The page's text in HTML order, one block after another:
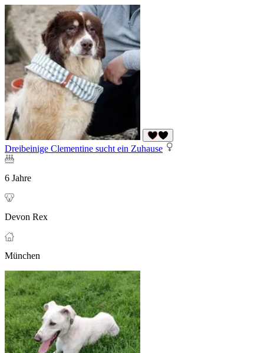
Dreibeinige Clementine sucht ein Zuhause
6 Jahre
Devon Rex
München